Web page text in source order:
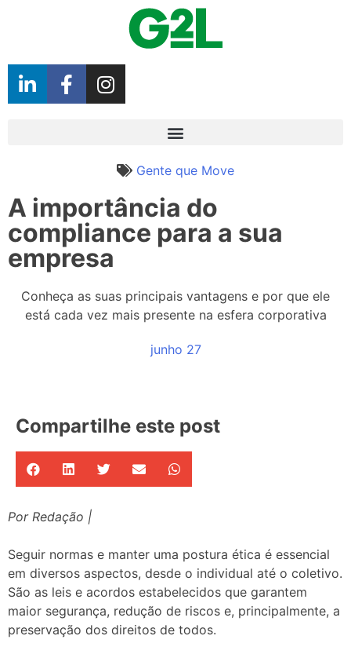
Gente que Move
A importância do
compliance para a sua
empresa
Conheça as suas principais vantagens e por que ele
está cada vez mais presente na esfera corporativa
junho 27
Compartilhe este post
Por Redação |
Seguir normas e manter uma postura ética é essencial
em diversos aspectos, desde o individual até o coletivo.
São as leis e acordos estabelecidos que garantem
maior segurança, redução de riscos e, principalmente, a
preservação dos direitos de todos.